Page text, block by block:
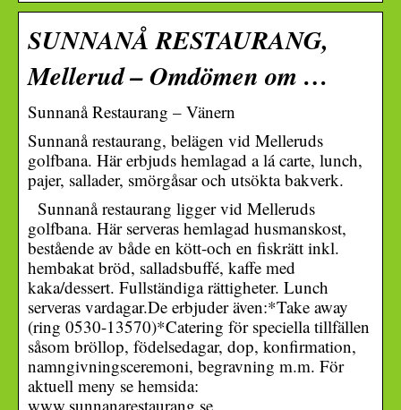
SUNNANÅ RESTAURANG,
Mellerud – Omdömen om …
Sunnanå Restaurang – Vänern
Sunnanå restaurang, belägen vid Melleruds
golfbana. Här erbjuds hemlagad a lá carte, lunch,
pajer, sallader, smörgåsar och utsökta bakverk.
Sunnanå restaurang ligger vid Melleruds
golfbana. Här serveras hemlagad husmanskost,
bestående av både en kött-och en fiskrätt inkl.
hembakat bröd, salladsbuffé, kaffe med
kaka/dessert. Fullständiga rättigheter. Lunch
serveras vardagar.De erbjuder även:*Take away
(ring 0530-13570)*Catering för speciella tillfällen
såsom bröllop, födelsedagar, dop, konfirmation,
namngivningsceremoni, begravning m.m. För
aktuell meny se hemsida:
www.sunnanarestaurang.se